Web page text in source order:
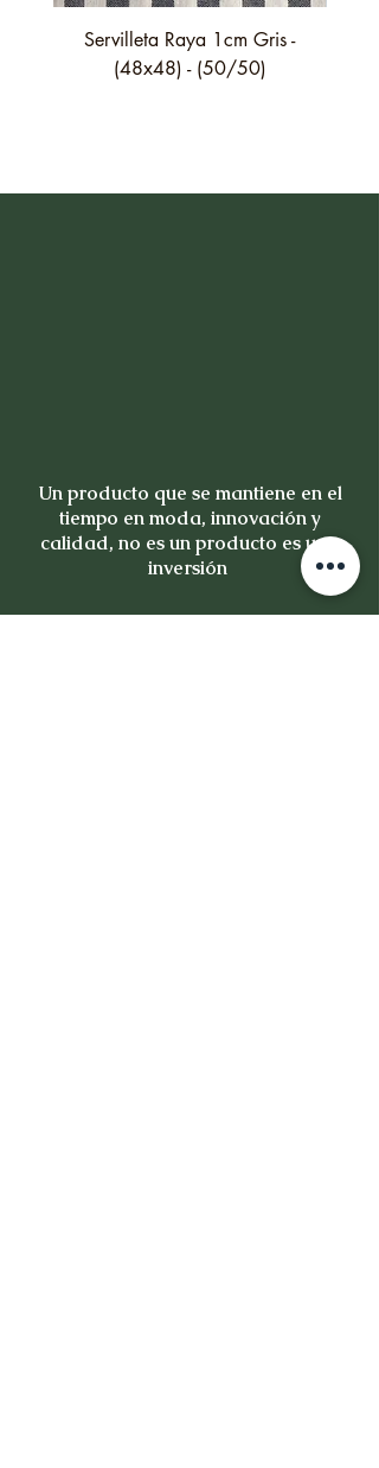
Servilleta Raya 1cm Gris -
(48x48) - (50/50)
Un producto que se mantiene en el
tiempo en moda, innovación y
calidad, no es un producto es una
inversión